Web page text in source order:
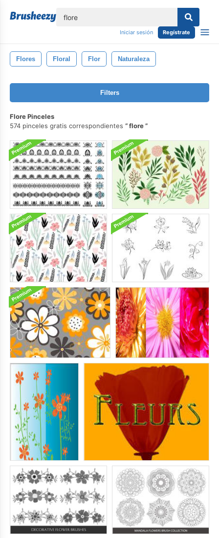
Iniciar sesión Regístrate
Flores Floral Flor Naturaleza
Filters
Flore Pinceles
574 pinceles gratis correspondientes
flore